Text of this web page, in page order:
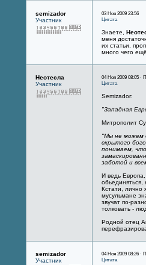
semizador
Участник
03 Ноя 2009 23:56
Цитата
Знаете,
меня
их статьи,
много чего
Неотесла
Участник
04 Ноя 2009 08:05 ·
Цитата
Semizador:
"Западная
Митрополит
"Мы не можем
скрытого
понимаем,
заботой и
И ведь
Кстати, лично
мусульмане
звучат по-
толковать -
Родной отец
semizador
Участник
04 Ноя 2009 08:26 ·
Цитата